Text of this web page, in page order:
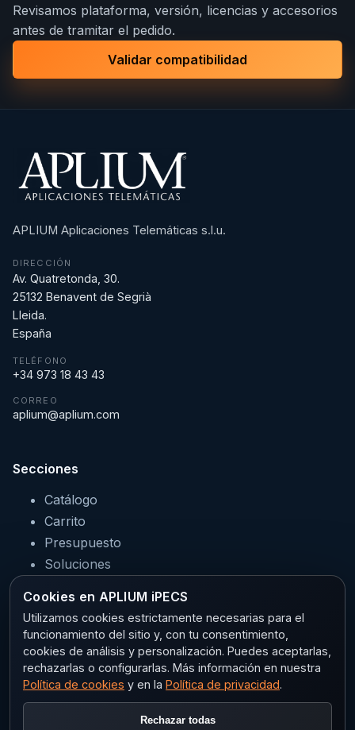
Revisamos plataforma, versión, licencias y accesorios
antes de tramitar el pedido.
Validar compatibilidad
APLIUM Aplicaciones Telemáticas s.l.u.
DIRECCIÓN
Av. Quatretonda, 30.
25132 Benavent de Segrià
Lleida.
España
TELÉFONO
+34 973 18 43 43
CORREO
aplium@aplium.com
Secciones
Catálogo
Carrito
Presupuesto
Soluciones
Sectores
Legal
Aviso legal
Cookies en APLIUM iPECS
Utilizamos cookies estrictamente necesarias para el
funcionamiento del sitio y, con tu consentimiento,
cookies de análisis y personalización. Puedes aceptarlas,
rechazarlas o configurarlas. Más información en nuestra
Política de cookies y en la Política de privacidad.
Rechazar todas